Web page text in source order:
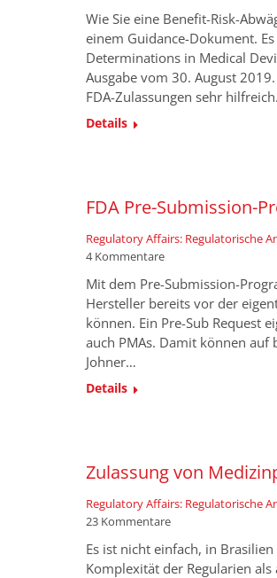
Wie Sie eine Benefit-Risk-
einem Guidance-Dokument.
Determinations in Medical
Ausgabe vom 30. August
FDA-Zulassungen sehr
Details
FDA Pre-Submission-
Regulatory Affairs: Regulatorische
4 Kommentare
Mit dem Pre-Submission-
Hersteller bereits vor der
können. Ein Pre-Sub Request
auch PMAs. Damit können
Johner…
Details
Zulassung von
Regulatory Affairs: Regulatorische
23 Kommentare
Es ist nicht einfach, in
Komplexität der Regularien